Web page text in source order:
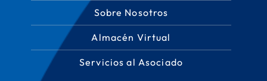
Sobre Nosotros
Almacén Virtual
Servicios al Asociado